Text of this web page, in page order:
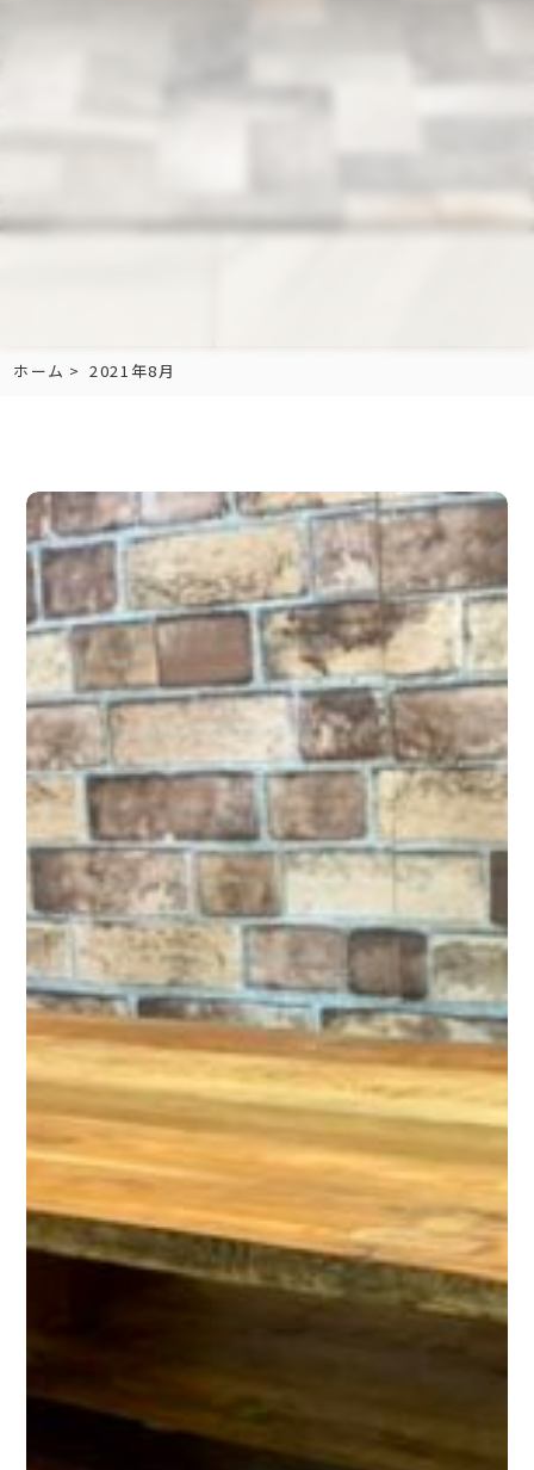
ホーム 2021年8月